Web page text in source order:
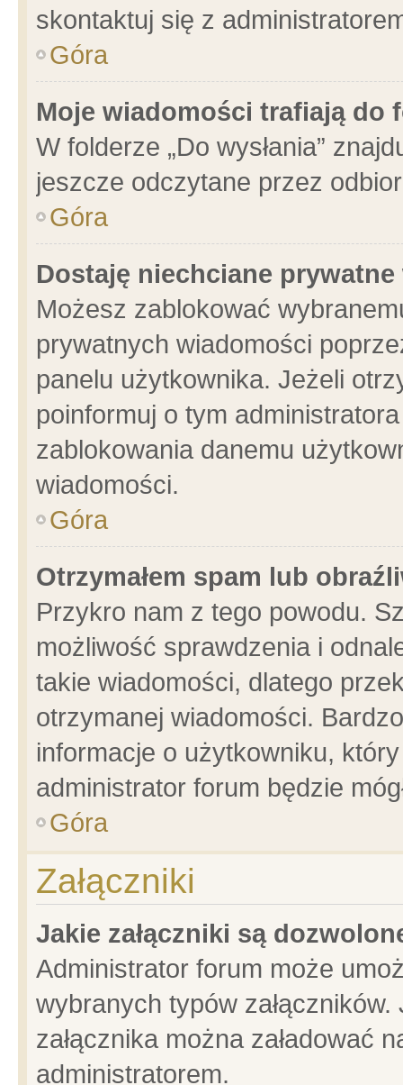
skontaktuj się z
Góra
Moje wiadomości trafiają do
W folderze „Do wysłania”
jeszcze odczytane przez
Góra
Dostaję niechciane
Możesz zablokować
prywatnych wiadomości
panelu użytkownika. Jeżeli
poinformuj o tym
zablokowania danemu
wiadomości.
Góra
Otrzymałem spam lub
Przykro nam z tego powodu.
możliwość sprawdzenia i
takie wiadomości, dlatego
otrzymanej wiadomości.
informacje o użytkowniku,
administrator forum będzie
Góra
Załączniki
Jakie załączniki są
Administrator forum może
wybranych typów
załącznika można załadować
administratorem.